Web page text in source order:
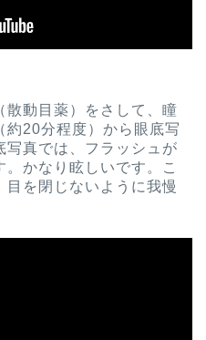
散動目薬）をさして、瞳
約20分程度）から眼底写
写真では、フラッシュが
かなり眩しいです。こ
目を閉じないように我慢